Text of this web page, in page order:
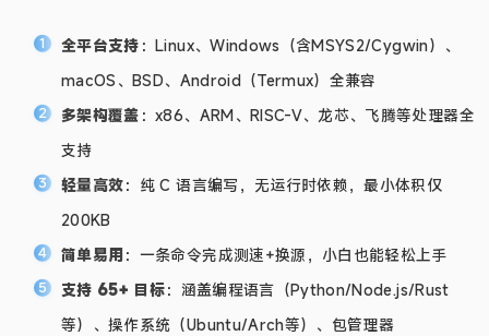
全平台支持 ：Linux、Windows（含MSYS2/Cygwin）、
macOS、BSD、Android（Termux）全兼容
多架构覆盖 ：x86、ARM、RISC-V、龙芯、飞腾等处理器全
支持
轻量高效：纯 C 语言编写，无运行时依赖，最小体积仅
200KB
简单易用：一条命令完成测速+换源，小白也能轻松上手
支持 65+ 目标：涵盖编程语言（Python/Node.js/Rust
等）、操作系统（Ubuntu/Arch等）、包管理器